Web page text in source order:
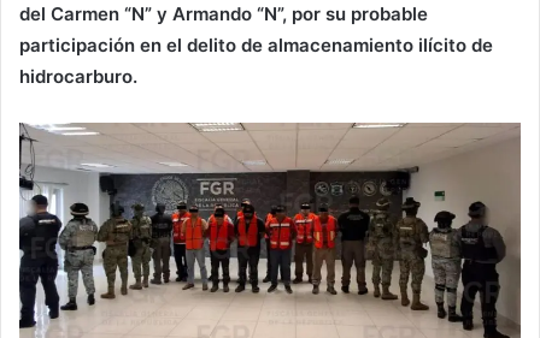
del Carmen “N” y Armando “N”, por su probable
participación en el delito de almacenamiento ilícito de
hidrocarburo.